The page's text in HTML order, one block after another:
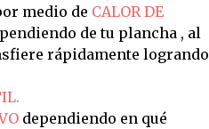
medio de CALOR DE
de tu plancha , al
rápidamente logrando
dependiendo en qué